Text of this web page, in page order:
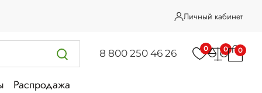
Личный кабинет
8 800 250 46 26 0 0 0
Распродажа